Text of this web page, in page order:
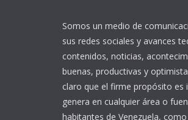
Somos un medio de
sus redes sociales y avances
contenidos, noticias,
buenas, productivas y
claro que el firme propósito
genera en cualquier área o
habitantes de Venezuela,